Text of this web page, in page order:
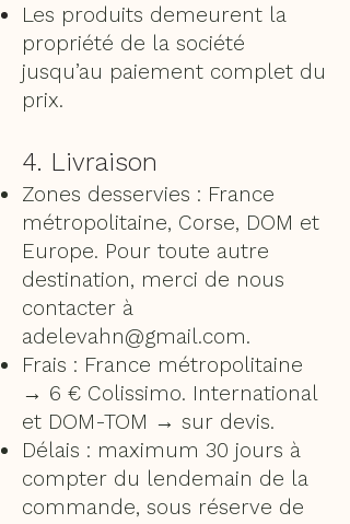
Les produits demeurent la
propriété de la société
jusqu’au paiement complet du
prix.
4. Livraison
Zones desservies : France
métropolitaine, Corse, DOM et
Europe. Pour toute autre
destination, merci de nous
contacter à
adelevahn@gmail.com.
Frais : France métropolitaine
→ 6 € Colissimo. International
et DOM-TOM → sur devis.
Délais : maximum 30 jours à
compter du lendemain de la
commande, sous réserve de